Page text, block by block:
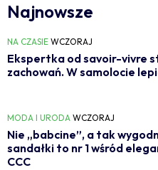
Najnowsze
NA CZASIE WCZORAJ
Ekspertka od savoir-vivre
zachowań. W samolocie
MODA I URODA WCZORAJ
Nie „babcine”, a tak
sandałki to nr 1 wśród
CCC